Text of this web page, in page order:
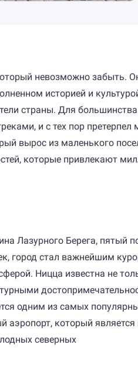
невозможно забыть.
историей и
страны. Для
и с тех пор
вырос из маленького
которые привлекают
Лазурного Берега, пятый
город стал важнейшим
Ницца известна не
одним из самых
аэропорт, который
северных